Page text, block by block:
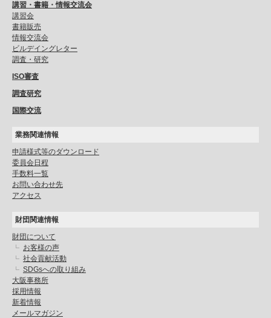
講習・書籍・情報交流会
講習会
書籍販売
情報交流会
ビルデイングレター
調査・研究
ISO審査
調査研究
国際交流
業務関連情報
申請様式等のダウンロード
委員会日程
手数料一覧
お問い合わせ先
アクセス
財団関連情報
財団について
お客様の声
社会貢献活動
SDGsへの取り組み
大阪事務所
採用情報
新着情報
メールマガジン